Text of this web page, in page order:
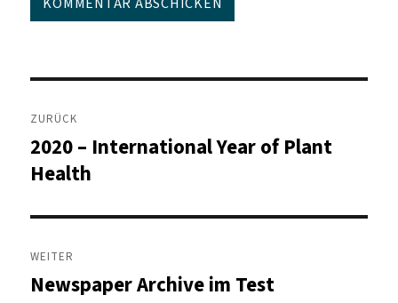
Beitragsnavigation
ZURÜCK
Vorheriger
Beitrag:
2020 – International Year of Plant
Health
WEITER
Nächster
Newspaper Archive im Test